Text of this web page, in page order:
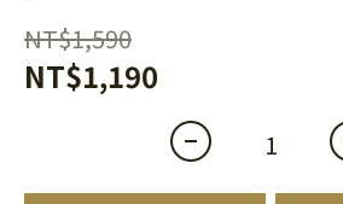
NT$1,590
NT$1,190